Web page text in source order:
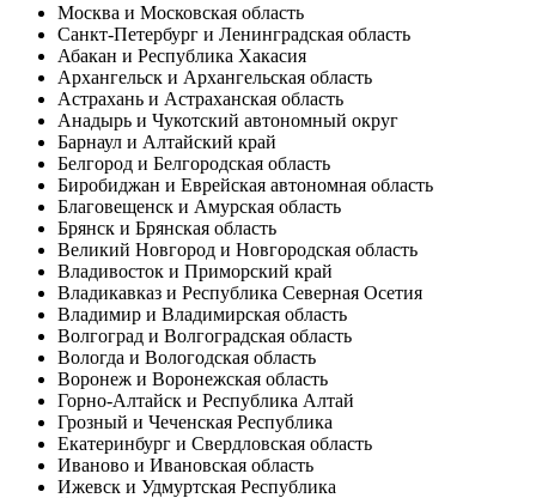
Москва и Московская область
Санкт-Петербург и Ленинградская область
Абакан и Республика Хакасия
Архангельск и Архангельская область
Астрахань и Астраханская область
Анадырь и Чукотский автономный округ
Барнаул и Алтайский край
Белгород и Белгородская область
Биробиджан и Еврейская автономная область
Благовещенск и Амурская область
Брянск и Брянская область
Великий Новгород и Новгородская область
Владивосток и Приморский край
Владикавказ и Республика Северная Осетия
Владимир и Владимирская область
Волгоград и Волгоградская область
Вологда и Вологодская область
Воронеж и Воронежская область
Горно-Алтайск и Республика Алтай
Грозный и Чеченская Республика
Екатеринбург и Свердловская область
Иваново и Ивановская область
Ижевск и Удмуртская Республика